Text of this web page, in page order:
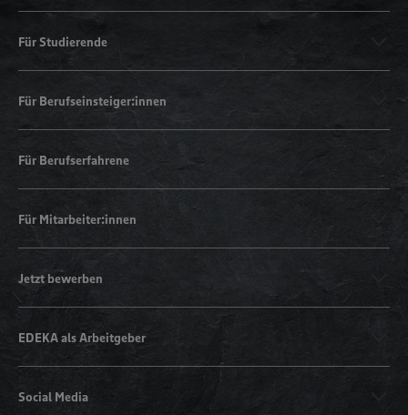
Für Studierende
Für Berufseinsteiger:innen
Für Berufserfahrene
Für Mitarbeiter:innen
Jetzt bewerben
EDEKA als Arbeitgeber
Social Media